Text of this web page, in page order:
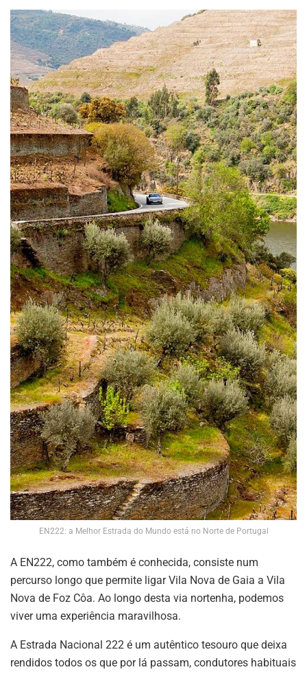
EN222: a Melhor Estrada do Mundo está no Norte de Portugal
A EN222, como também é conhecida, consiste num
percurso longo que permite ligar Vila Nova de Gaia a Vila
Nova de Foz Côa. Ao longo desta via nortenha, podemos
viver uma experiência maravilhosa.
A Estrada Nacional 222 é um autêntico tesouro que deixa
rendidos todos os que por lá passam, condutores habituais